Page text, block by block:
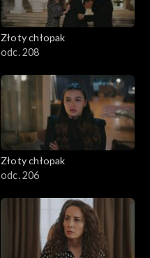
Złoty chłopak
odc. 208
Złoty chłopak
odc. 206